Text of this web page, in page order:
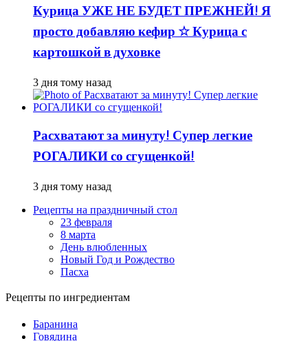
Курица УЖЕ НЕ БУДЕТ ПРЕЖНЕЙ! Я
просто добавляю кефир ☆ Курица с
картошкой в духовке
3 дня тому назад
Расхватают за минуту! Супер легкие
РОГАЛИКИ со сгущенкой!
3 дня тому назад
Рецепты на праздничный стол
23 февраля
8 марта
День влюбленных
Новый Год и Рождество
Пасха
Рецепты по ингредиентам
Баранина
Говядина